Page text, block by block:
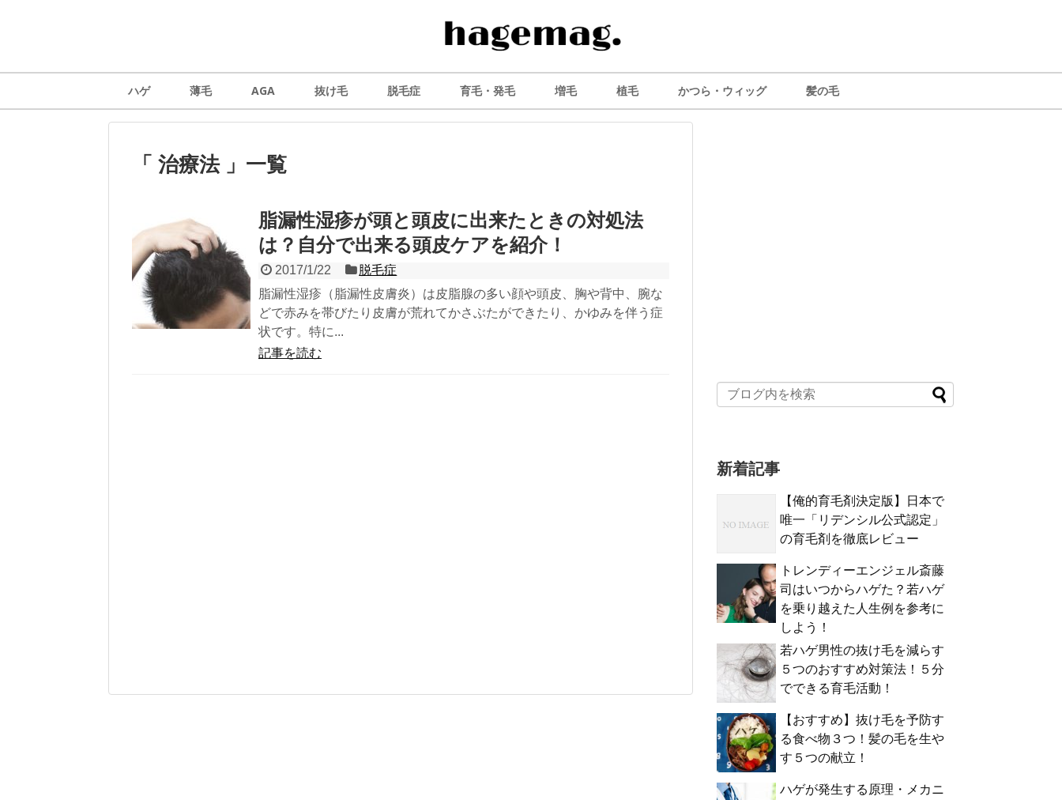
ハゲ 薄毛 AGA 抜け毛 脱毛症 育毛・発毛 増毛 植毛 かつら・ウィッグ 髪の毛
「 治療法 」一覧
脂漏性湿疹が頭と頭皮に出来たときの対処法
は？自分で出来る頭皮ケアを紹介！
2017/1/22
脱毛症
脂漏性湿疹（脂漏性皮膚炎）は皮脂腺の多い顔や頭皮、胸や背中、腕な
どで赤みを帯びたり皮膚が荒れてかさぶたができたり、かゆみを伴う症
状です。特に...
記事を読む
新着記事
【俺的育毛剤決定版】日本で
唯一「リデンシル公式認定」
の育毛剤を徹底レビュー
トレンディーエンジェル斎藤
司はいつからハゲた？若ハゲ
を乗り越えた人生例を参考に
しよう！
若ハゲ男性の抜け毛を減らす
５つのおすすめ対策法！５分
でできる育毛活動！
【おすすめ】抜け毛を予防す
る食べ物３つ！髪の毛を生や
す５つの献立！
ハゲが発生する原理・メカニ